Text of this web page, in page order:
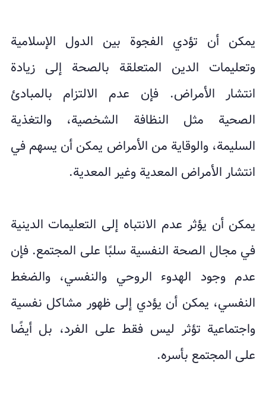
يمكن أن تؤدي الفجوة بين الدول الإسلامية
وتعليمات الدين المتعلقة بالصحة إلى زيادة
انتشار الأمراض. فإن عدم الالتزام بالمبادئ
الصحية مثل النظافة الشخصية، والتغذية
السليمة، والوقاية من الأمراض يمكن أن يسهم في
انتشار الأمراض المعدية وغير المعدية.
يمكن أن يؤثر عدم الانتباه إلى التعليمات الدينية
في مجال الصحة النفسية سلبًا على المجتمع. فإن
عدم وجود الهدوء الروحي والنفسي، والضغط
النفسي، يمكن أن يؤدي إلى ظهور مشاكل نفسية
واجتماعية تؤثر ليس فقط على الفرد، بل أيضًا
على المجتمع بأسره.